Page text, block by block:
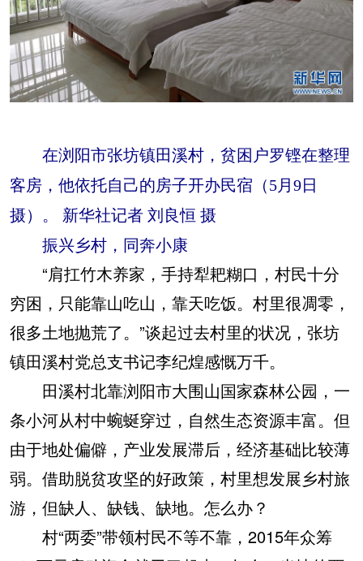
在浏阳市张坊镇田溪村，贫困户罗铿在整理
客房，他依托自己的房子开办民宿（5月9日
摄）。 新华社记者 刘良恒 摄
振兴乡村，同奔小康
“肩扛竹木养家，手持犁耙糊口，村民十分
穷困，只能靠山吃山，靠天吃饭。村里很凋零，
很多土地抛荒了。”谈起过去村里的状况，张坊
镇田溪村党总支书记李纪煌感慨万千。
田溪村北靠浏阳市大围山国家森林公园，一
条小河从村中蜿蜒穿过，自然生态资源丰富。但
由于地处偏僻，产业发展滞后，经济基础比较薄
弱。借助脱贫攻坚的好政策，村里想发展乡村旅
游，但缺人、缺钱、缺地。怎么办？
村“两委”带领村民不等不靠，2015年众筹